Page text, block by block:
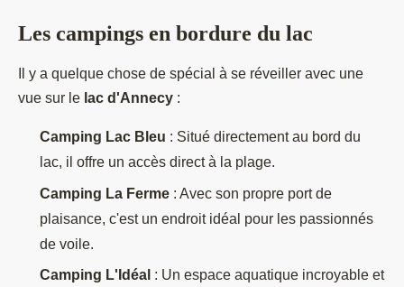
Les campings en bordure du lac
Il y a quelque chose de spécial à se réveiller avec une
vue sur le lac d'Annecy :
Camping Lac Bleu : Situé directement au bord du
lac, il offre un accès direct à la plage.
Camping La Ferme : Avec son propre port de
plaisance, c'est un endroit idéal pour les passionnés
de voile.
Camping L'Idéal : Un espace aquatique incroyable et